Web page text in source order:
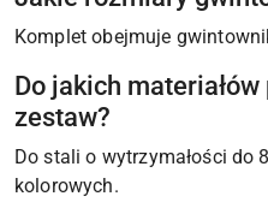
Komplet obejmuje
Do jakich
zestaw?
Do stali o wytrzymałości do
kolorowych.